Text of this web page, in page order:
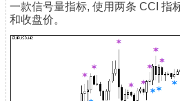
一款信号量指标, 使用两条 CCI 指
和收盘价。